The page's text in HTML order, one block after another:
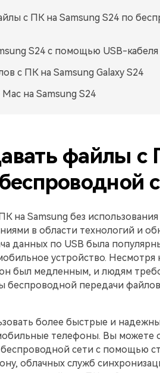
с ПК на Samsung S24 по
S24 с помощью USB-кабеля
с ПК на Samsung Galaxy S24
на Samsung S24
файлы с
на Samsung без
в области технологий и
данных по USB была
устройство. Несмотря
был медленным, и людям
передачи
более быстрые и
телефоны. Вы можете
сети с помощью
облачных служб